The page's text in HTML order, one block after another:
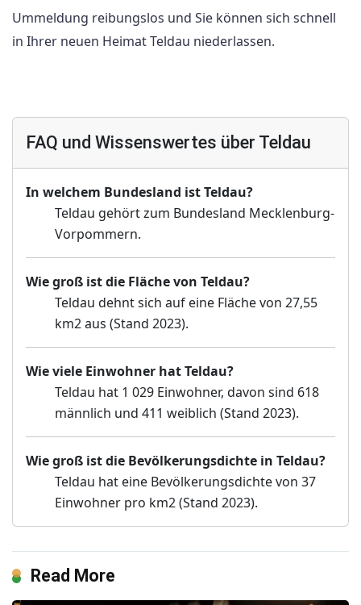
Ummeldung reibungslos und Sie können sich schnell
in Ihrer neuen Heimat Teldau niederlassen.
FAQ und Wissenswertes über Teldau
In welchem Bundesland ist Teldau?
Teldau gehört zum Bundesland Mecklenburg-
Vorpommern.
Wie groß ist die Fläche von Teldau?
Teldau dehnt sich auf eine Fläche von 27,55
km2 aus (Stand 2023).
Wie viele Einwohner hat Teldau?
Teldau hat 1 029 Einwohner, davon sind 618
männlich und 411 weiblich (Stand 2023).
Wie groß ist die Bevölkerungsdichte in Teldau?
Teldau hat eine Bevölkerungsdichte von 37
Einwohner pro km2 (Stand 2023).
Read More